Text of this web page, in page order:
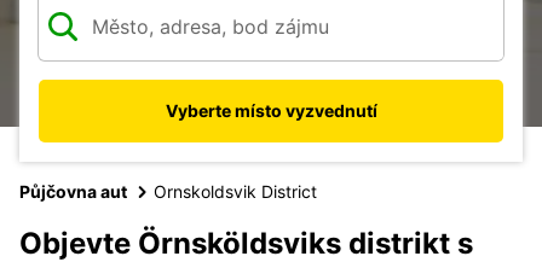
Vyberte místo vyzvednutí
Půjčovna aut Ornskoldsvik District
Objevte Örnsköldsviks distrikt s